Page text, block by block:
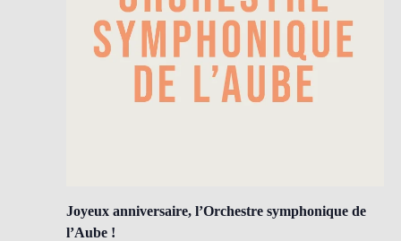
Joyeux anniversaire, l’Orchestre symphonique de
l’Aube !